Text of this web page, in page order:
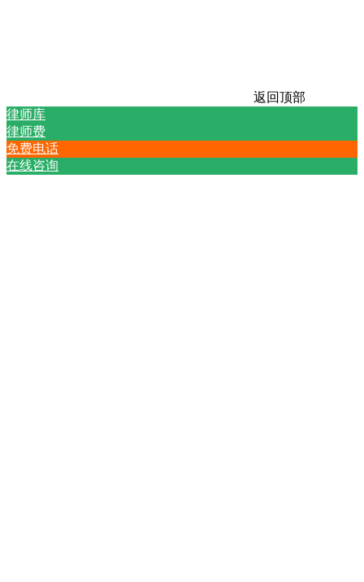
返回顶部
律师库
律师费
免费电话
在线咨询